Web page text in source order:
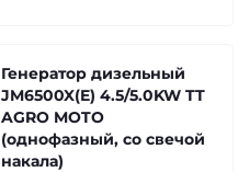
Генератор дизельный
JM6500X(E) 4.5/5.0KW TT
AGRO MOTO
(однофазный, со свечой
накала)